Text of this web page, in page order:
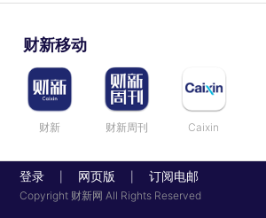
财新移动
财新 财新周刊 Caixin
登录 网页版 订阅电邮
Copyright 财新网 All Rights Reserved